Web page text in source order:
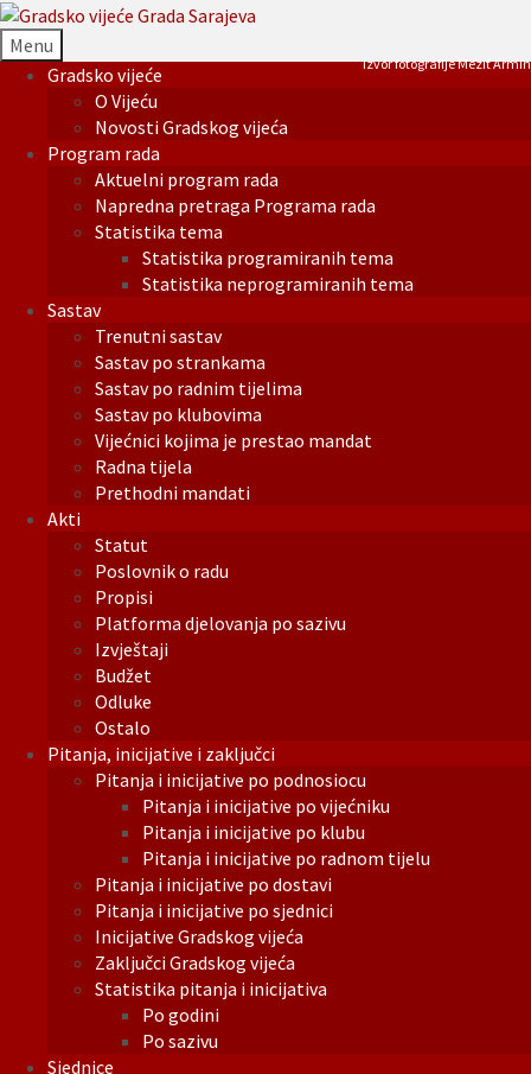
Menu
Gradsko vijeće
O Vijeću
Novosti Gradskog vijeća
Program rada
Aktuelni program rada
Napredna pretraga Programa rada
Statistika tema
Statistika programiranih tema
Statistika neprogramiranih tema
Sastav
Trenutni sastav
Sastav po strankama
Sastav po radnim tijelima
Sastav po klubovima
Vijećnici kojima je prestao mandat
Radna tijela
Prethodni mandati
Akti
Statut
Poslovnik o radu
Propisi
Platforma djelovanja po sazivu
Izvještaji
Budžet
Odluke
Ostalo
Pitanja, inicijative i zaključci
Pitanja i inicijative po podnosiocu
Pitanja i inicijative po vijećniku
Pitanja i inicijative po klubu
Pitanja i inicijative po radnom tijelu
Pitanja i inicijative po dostavi
Pitanja i inicijative po sjednici
Inicijative Gradskog vijeća
Zaključci Gradskog vijeća
Statistika pitanja i inicijativa
Po godini
Po sazivu
Sjednice
Izvor fotografije Mezit Armin